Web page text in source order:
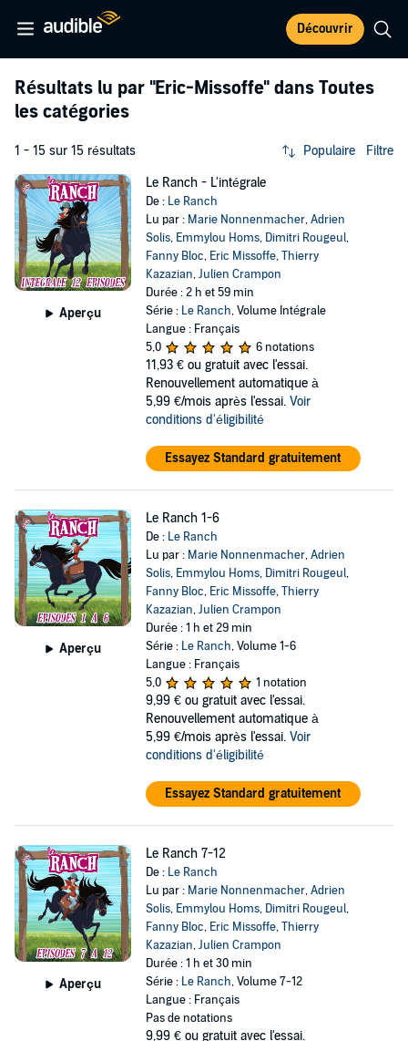
Découvrir
Résultats lu par "Eric-Missoffe" dans Toutes
les catégories
1 - 15 sur 15 résultats Populaire Filtre
Aperçu
Le Ranch - L'intégrale
De : Le Ranch
Lu par : Marie Nonnenmacher,Adrien
Solis, Emmylou Homs, Dimitri Rougeul,
Fanny Bloc, Eric Missoffe,Thierry
Kazazian,Julien Crampon
Durée : 2 h et 59 min
Série : Le Ranch, Volume Intégrale
Langue : Français
5,0
6 notations
11,93 € ou gratuit avec l'essai.
Renouvellement automatique à
5,99 €/mois après l'essai. Voir
conditions d'éligibilité
Essayez Standard gratuitement
Aperçu
Le Ranch 1-6
De : Le Ranch
Lu par : Marie Nonnenmacher,Adrien
Solis, Emmylou Homs, Dimitri Rougeul,
Fanny Bloc, Eric Missoffe,Thierry
Kazazian,Julien Crampon
Durée : 1 h et 29 min
Série : Le Ranch, Volume 1-6
Langue : Français
5,0
1 notation
9,99 € ou gratuit avec l'essai.
Renouvellement automatique à
5,99 €/mois après l'essai. Voir
conditions d'éligibilité
Essayez Standard gratuitement
Aperçu
Le Ranch 7-12
De : Le Ranch
Lu par : Marie Nonnenmacher,Adrien
Solis, Emmylou Homs, Dimitri Rougeul,
Fanny Bloc, Eric Missoffe,Thierry
Kazazian,Julien Crampon
Durée : 1 h et 30 min
Série : Le Ranch, Volume 7-12
Langue : Français
Pas de notations
9,99 € ou gratuit avec l'essai.